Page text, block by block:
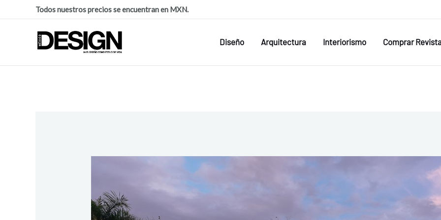
Todos nuestros precios se encuentran en MXN.
Diseño Arquitectura Interiorismo Comprar